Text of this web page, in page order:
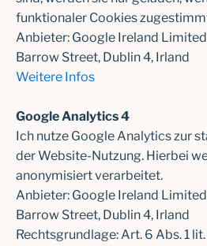
funktionaler Cookies
Anbieter: Google Ireland
Barrow Street, Dublin 4, Irland
Weitere Infos
Google Analytics 4
Ich nutze Google Analytics zur
der Website-Nutzung. Hierbei
anonymisiert verarbeitet.
Anbieter: Google Ireland
Barrow Street, Dublin 4, Irland
Rechtsgrundlage: Art. 6 Abs. 1 lit.